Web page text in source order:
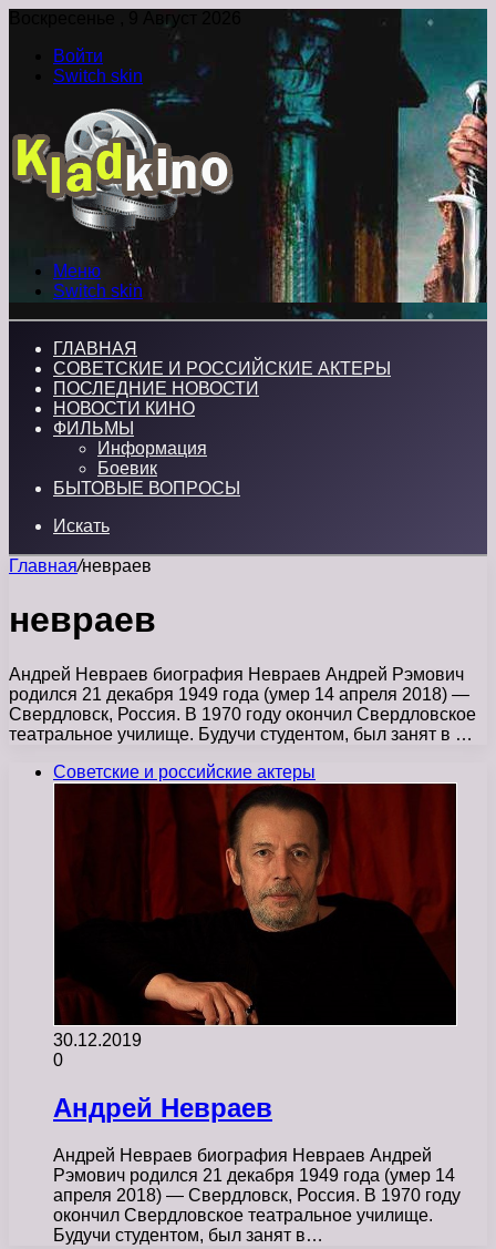
Воскресенье , 9 Август 2026
Войти
Switch skin
Меню
Switch skin
ГЛАВНАЯ
СОВЕТСКИЕ И РОССИЙСКИЕ АКТЕРЫ
ПОСЛЕДНИЕ НОВОСТИ
НОВОСТИ КИНО
ФИЛЬМЫ
Информация
Боевик
БЫТОВЫЕ ВОПРОСЫ
Искать
Главная/невраев
невраев
Андрей Невраев биография Невраев Андрей Рэмович
родился 21 декабря 1949 года (умер 14 апреля 2018) —
Свердловск, Россия. В 1970 году окончил Свердловское
театральное училище. Будучи студентом, был занят в …
Советские и российские актеры
30.12.2019
0
Андрей Невраев
Андрей Невраев биография Невраев Андрей
Рэмович родился 21 декабря 1949 года (умер 14
апреля 2018) — Свердловск, Россия. В 1970 году
окончил Свердловское театральное училище.
Будучи студентом, был занят в…